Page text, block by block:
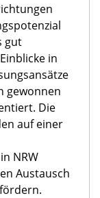
gut
in
gewonnen
Die
auf einer
NRW
Austausch